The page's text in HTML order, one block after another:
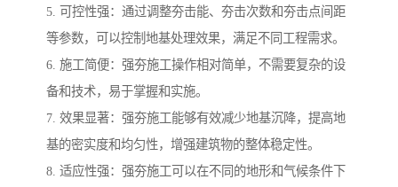
5. 可控性强：通过调整夯击能、夯击次数和夯击点间距
等参数，可以控制地基处理效果，满足不同工程需求。
6. 施工简便：强夯施工操作相对简单，不需要复杂的设
备和技术，易于掌握和实施。
7. 效果显著：强夯施工能够有效减少地基沉降，提高地
基的密实度和均匀性，增强建筑物的整体稳定性。
8. 适应性强：强夯施工可以在不同的地形和气候条件下